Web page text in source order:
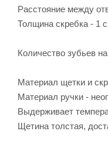
Расстояние между
Толщина скребка - 1
Количество зубьев
Материал щетки и
Материал ручки -
Выдерживает
Щетина толстая,